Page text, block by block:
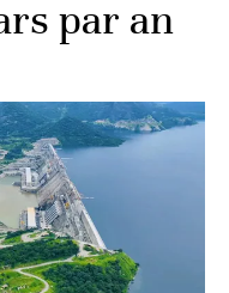
par an